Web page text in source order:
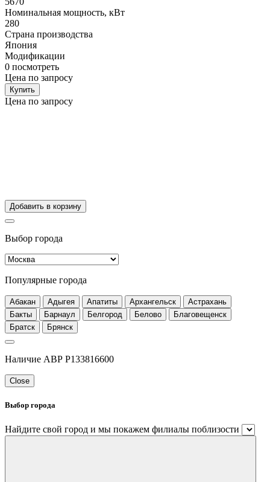
Номинальная мощность, кВт
280
Страна производства
Япония
Модификации
0 посмотреть
Цена по запросу
Купить
Цена по запросу
Добавить в корзину
Выбор города
Популярные города
Абакан Адыгея Апатиты Архангельск
Астрахань
Бакты
Барнаул Белгород Белово
Благовещенск
Братск
Брянск
Наличие АВР P133816600
Close
Выбор города
Найдите свой город и мы покажем филиалы поблизости